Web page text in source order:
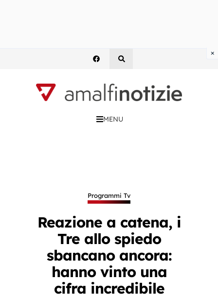
MENU
Programmi Tv
Reazione a catena, i
Tre allo spiedo
sbancano ancora:
hanno vinto una
cifra incredibile
×